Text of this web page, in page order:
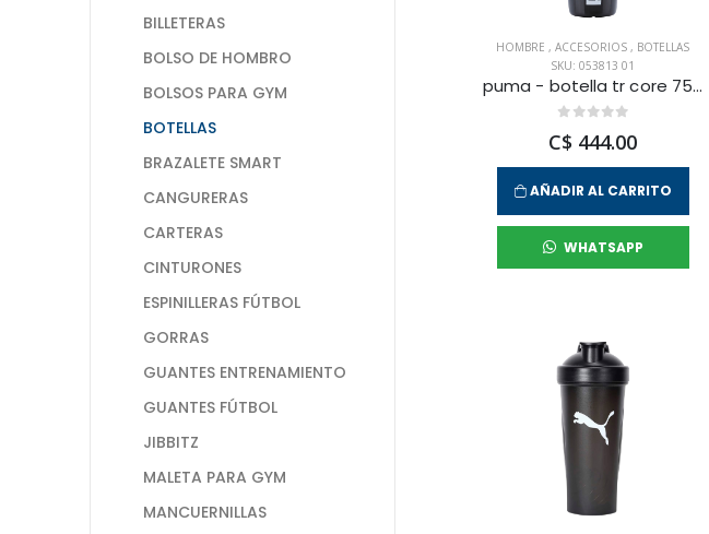
HOMBRE,ACCESORIOS, BOTELLAS
SKU: 053813 01
puma - botella tr core 750 ml para hombre
C$ 444.00
AÑADIR AL CARRITO
WHATSAPP
BILLETERAS
BOLSO DE HOMBRO
BOLSOS PARA GYM
BOTELLAS
BRAZALETE SMART
CANGURERAS
CARTERAS
CINTURONES
ESPINILLERAS FÚTBOL
GORRAS
GUANTES ENTRENAMIENTO
GUANTES FÚTBOL
JIBBITZ
MALETA PARA GYM
MANCUERNILLAS